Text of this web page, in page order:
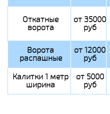
Откатные
ворота
от 35000
руб
Ворота
распашные
от 12000
руб
Калитки 1 метр
ширина
от 5000
руб